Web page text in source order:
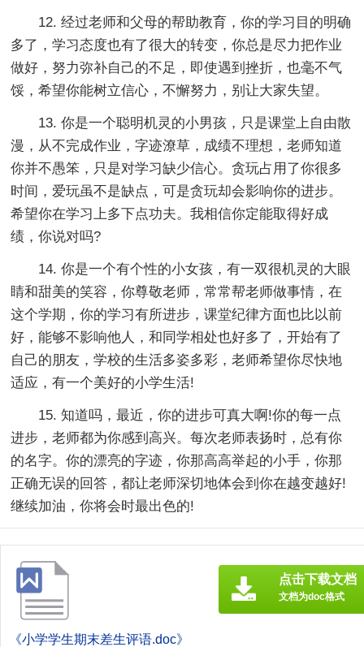
12. 经过老师和父母的帮助教育，你的学习目的明确
多了，学习态度也有了很大的转变，你总是尽力把作业
做好，努力弥补自己的不足，即使遇到挫折，也毫不气
馁，希望你能树立信心，不懈努力，别让大家失望。
13. 你是一个聪明机灵的小男孩，只是课堂上自由散
漫，从不完成作业，字迹潦草，成绩不理想，老师知道
你并不愚笨，只是对学习缺少信心。贪玩占用了你很多
时间，爱玩虽不是缺点，可是贪玩却会影响你的进步。
希望你在学习上多下点功夫。我相信你定能取得好成
绩，你说对吗?
14. 你是一个有个性的小女孩，有一双很机灵的大眼
睛和甜美的笑容，你尊敬老师，常常帮老师做事情，在
这个学期，你的学习有所进步，课堂纪律方面也比以前
好，能够不影响他人，和同学相处也好多了，开始有了
自己的朋友，学校的生活多姿多彩，老师希望你尽快地
适应，有一个美好的小学生活!
15. 知道吗，最近，你的进步可真大啊!你的每一点
进步，老师都为你感到高兴。每次老师表扬时，总有你
的名字。你的漂亮的字迹，你那高高举起的小手，你那
正确无误的回答，都让老师深切地体会到你在越变越好!
继续加油，你将会时最出色的!
《小学学生期末差生评语.doc》
点击下载文档
文档为doc格式